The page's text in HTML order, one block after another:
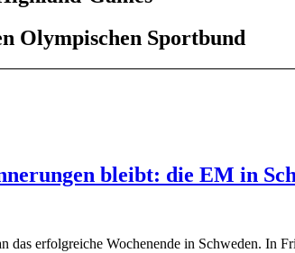
Olympischen Sportbund
bleibt: die EM in
erfolgreiche Wochenende in Schweden. In